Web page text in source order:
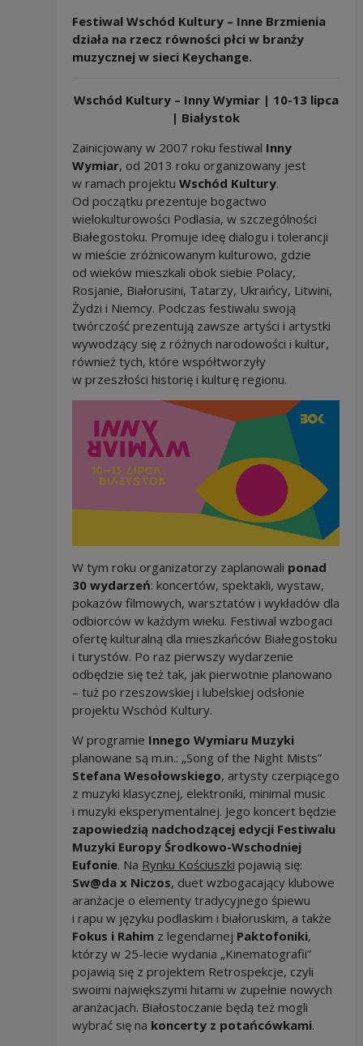
Festiwal Wschód Kultury – Inne Brzmienia
działa na rzecz równości płci w branży
muzycznej w sieci Keychange.
Wschód Kultury – Inny Wymiar | 10-13 lipca
| Białystok
Zainicjowany w 2007 roku festiwal Inny
Wymiar, od 2013 roku organizowany jest
w ramach projektu Wschód Kultury.
Od początku prezentuje bogactwo
wielokulturowości Podlasia, w szczególności
Białegostoku. Promuje ideę dialogu i tolerancji
w mieście zróżnicowanym kulturowo, gdzie
od wieków mieszkali obok siebie Polacy,
Rosjanie, Białorusini, Tatarzy, Ukraińcy, Litwini,
Żydzi i Niemcy. Podczas festiwalu swoją
twórczość prezentują zawsze artyści i artystki
wywodzący się z różnych narodowości i kultur,
również tych, które współtworzyły
w przeszłości historię i kulturę regionu.
W tym roku organizatorzy zaplanowali ponad
30 wydarzeń: koncertów, spektakli, wystaw,
pokazów filmowych, warsztatów i wykładów dla
odbiorców w każdym wieku. Festiwal wzbogaci
ofertę kulturalną dla mieszkańców Białegostoku
i turystów. Po raz pierwszy wydarzenie
odbędzie się też tak, jak pierwotnie planowano
– tuż po rzeszowskiej i lubelskiej odsłonie
projektu Wschód Kultury.
W programie Innego Wymiaru Muzyki
planowane są m.in.: „Song of the Night Mists”
Stefana Wesołowskiego, artysty czerpiącego
z muzyki klasycznej, elektroniki, minimal music
i muzyki eksperymentalnej. Jego koncert będzie
zapowiedzią nadchodzącej edycji Festiwalu
Muzyki Europy Środkowo-Wschodniej
Eufonie. Na Rynku Kościuszki pojawią się:
Sw@da x Niczos, duet wzbogacający klubowe
aranżacje o elementy tradycyjnego śpiewu
i rapu w języku podlaskim i białoruskim, a także
Fokus i Rahimz legendarnej Paktofoniki,
którzy w 25-lecie wydania „Kinematografii”
pojawią się z projektem Retrospekcje, czyli
swoimi największymi hitami w zupełnie nowych
aranżacjach. Białostoczanie będą też mogli
wybrać się na koncerty z potańcówkami.